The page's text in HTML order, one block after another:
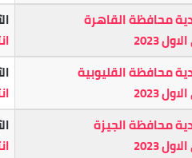
محافظة القاهرة
2023
محافظة القليوبية
2023
محافظة الجيزة
2023